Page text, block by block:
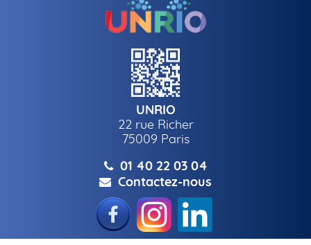
UNRIO
22 rue Richer
75009 Paris
01 40 22 03 04
Contactez-nous